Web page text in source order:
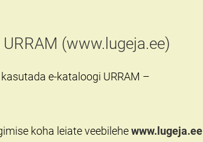
(www.lugeja.ee)
e-kataloogi URRAM –
koha leiate veebilehewww.lugeja.ee